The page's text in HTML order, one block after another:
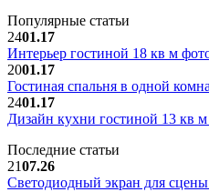
Популярные статьи
2401.17
Интерьер гостиной 18 кв м
2001.17
Гостиная спальня в одной
2401.17
Дизайн кухни гостиной 13 кв
Последние статьи
2107.26
Светодиодный экран для